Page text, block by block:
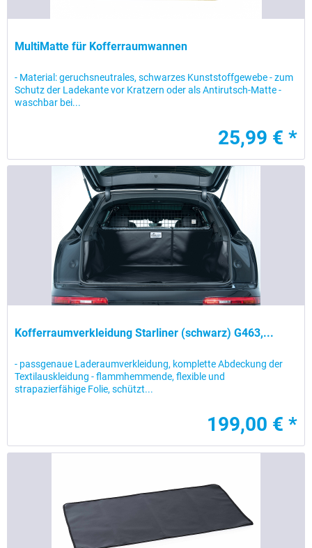
MultiMatte für Kofferraumwannen
- Material: geruchsneutrales, schwarzes Kunststoffgewebe - zum
Schutz der Ladekante vor Kratzern oder als Antirutsch-Matte -
waschbar bei...
25,99 € *
Kofferraumverkleidung Starliner (schwarz) G463,...
- passgenaue Laderaumverkleidung, komplette Abdeckung der
Textilauskleidung - flammhemmende, flexible und
strapazierfähige Folie, schützt...
199,00 € *